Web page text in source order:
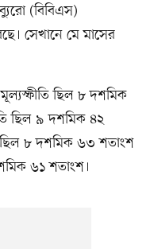
(বিবিএস)
সেখানে মে মাসের
ছিল ৮ দশমিক
ছিল ৯ দশমিক ৪২
ছিল ৮ দশমিক ৬৩ শতাংশ
৬১ শতাংশ।